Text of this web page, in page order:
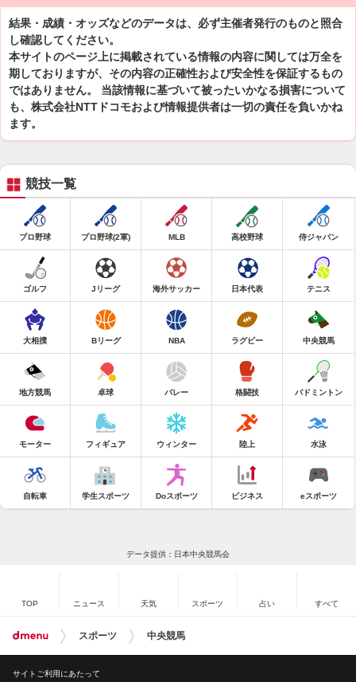
結果・成績・オッズなどのデータは、必ず主催者発行のものと照合
し確認してください。
本サイトのページ上に掲載されている情報の内容に関しては万全を
期しておりますが、その内容の正確性および安全性を保証するもの
ではありません。 当該情報に基づいて被ったいかなる損害について
も、株式会社NTTドコモおよび情報提供者は一切の責任を負いかね
ます。
競技一覧
プロ野球 プロ野球(2軍) MLB 高校野球 侍ジャパン
ゴルフ Jリーグ 海外サッカー 日本代表 テニス
大相撲 Bリーグ NBA ラグビー 中央競馬
地方競馬 卓球 バレー 格闘技 バドミントン
モーター フィギュア ウィンター 陸上 水泳
自転車 学生スポーツ Doスポーツ ビジネス eスポーツ
データ提供：日本中央競馬会
TOP ニュース 天気 スポーツ 占い すべて
スポーツ 中央競馬
サイトご利用にあたって